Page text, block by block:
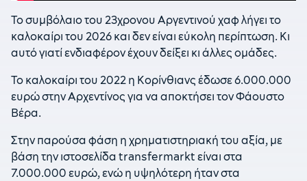
Το συμβόλαιο του 23χρονου Αργεντινού χαφ λήγει το
καλοκαίρι του 2026 και δεν είναι εύκολη περίπτωση. Κι
αυτό γιατί ενδιαφέρον έχουν δείξει κι άλλες ομάδες.
Το καλοκαίρι του 2022 η Κορίνθιανς έδωσε 6.000.000
ευρώ στην Αρχεντίνος για να αποκτήσει τον Φάουστο
Βέρα.
Στην παρούσα φάση η χρηματιστηριακή του αξία, με
βάση την ιστοσελίδα transfermarkt είναι στα
7.000.000 ευρώ, ενώ η υψηλότερη ήταν στα